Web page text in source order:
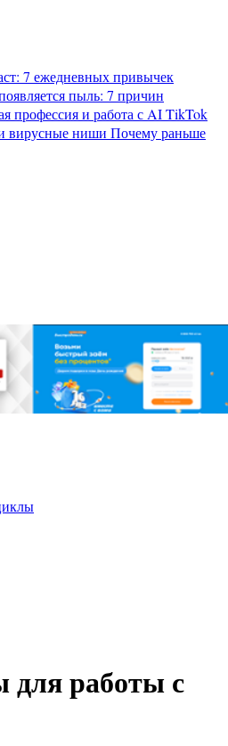
7 ежедневных привычек
пыль: 7 причин
профессия и работа с AITikTok
вирусные ниши Почему раньше
для работы с